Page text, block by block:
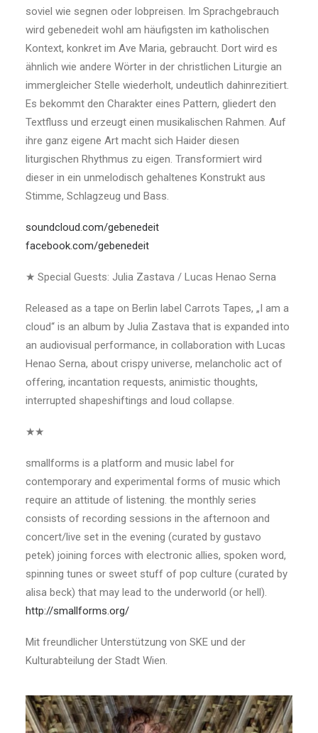
soviel wie segnen oder lobpreisen. Im Sprachgebrauch
wird gebenedeit wohl am häufigsten im katholischen
Kontext, konkret im Ave Maria, gebraucht. Dort wird es
ähnlich wie andere Wörter in der christlichen Liturgie an
immergleicher Stelle wiederholt, undeutlich dahinrezitiert.
Es bekommt den Charakter eines Pattern, gliedert den
Textfluss und erzeugt einen musikalischen Rahmen. Auf
ihre ganz eigene Art macht sich Haider diesen
liturgischen Rhythmus zu eigen. Transformiert wird
dieser in ein unmelodisch gehaltenes Konstrukt aus
Stimme, Schlagzeug und Bass.
soundcloud.com/gebenedeit
facebook.com/gebenedeit
★ Special Guests: Julia Zastava / Lucas Henao Serna
Released as a tape on Berlin label Carrots Tapes, „I am a
cloud“ is an album by Julia Zastava that is expanded into
an audiovisual performance, in collaboration with Lucas
Henao Serna, about crispy universe, melancholic act of
offering, incantation requests, animistic thoughts,
interrupted shapeshiftings and loud collapse.
★★
smallforms is a platform and music label for
contemporary and experimental forms of music which
require an attitude of listening. the monthly series
consists of recording sessions in the afternoon and
concert/live set in the evening (curated by gustavo
petek) joining forces with electronic allies, spoken word,
spinning tunes or sweet stuff of pop culture (curated by
alisa beck) that may lead to the underworld (or hell).
http://smallforms.org/
Mit freundlicher Unterstützung von SKE und der
Kulturabteilung der Stadt Wien.